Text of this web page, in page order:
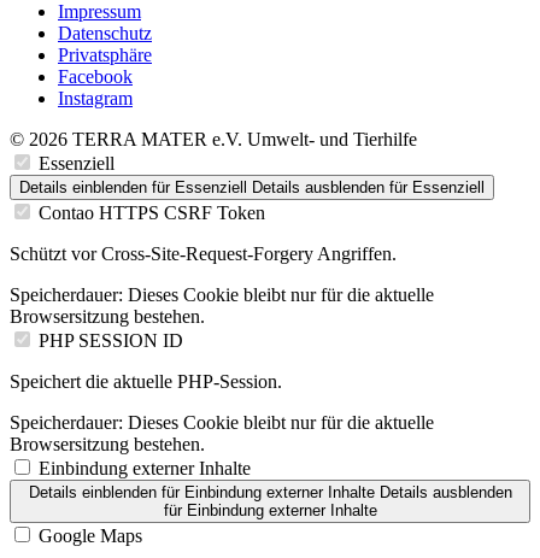
Impressum
Datenschutz
Privatsphäre
Facebook
Instagram
© 2026 TERRA MATER e.V. Umwelt- und Tierhilfe
Essenziell
Details einblenden für Essenziell Details ausblenden für Essenziell
Contao HTTPS CSRF Token
Schützt vor Cross-Site-Request-Forgery Angriffen.
Speicherdauer: Dieses Cookie bleibt nur für die aktuelle
Browsersitzung bestehen.
PHP SESSION ID
Speichert die aktuelle PHP-Session.
Speicherdauer: Dieses Cookie bleibt nur für die aktuelle
Browsersitzung bestehen.
Einbindung externer Inhalte
Details einblendenfür Einbindung externer Inhalte Details ausblenden
für Einbindung externer Inhalte
Google Maps